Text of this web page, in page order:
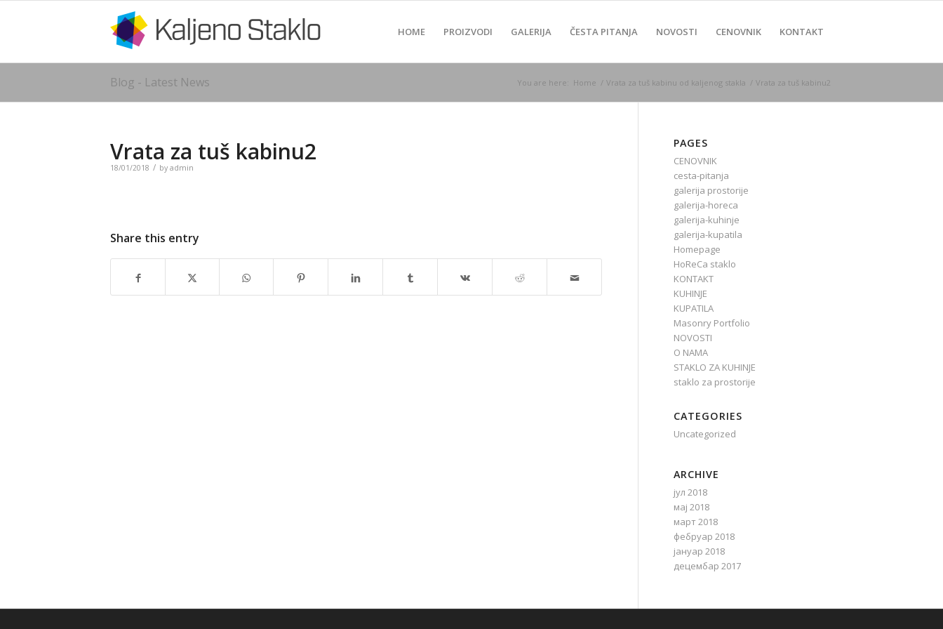
HOME PROIZVODI GALERIJA ČESTA PITANJA NOVOSTI CENOVNIK KONTAKT
Blog - Latest News You are here: Home / Vrata za tuš kabinu od kaljenog stakla / Vrata za tuš kabinu2
Vrata za tuš kabinu2
18/01/2018 / by admin
Share this entry
PAGES
CENOVNIK
cesta-pitanja
galerija prostorije
galerija-horeca
galerija-kuhinje
galerija-kupatila
Homepage
HoReCa staklo
KONTAKT
KUHINJE
KUPATILA
Masonry Portfolio
NOVOSTI
O NAMA
STAKLO ZA KUHINJE
staklo za prostorije
CATEGORIES
Uncategorized
ARCHIVE
јул 2018
мај 2018
март 2018
фебруар 2018
јануар 2018
децембар 2017